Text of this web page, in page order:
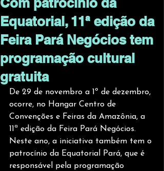
Equatorial, 11ª edição da
Feira Pará Negócios tem
programação cultural
gratuita
De 29 de novembro a 1º de dezembro,
ocorre, no Hangar Centro de
Convenções e Feiras da Amazônia, a
11ª edição da Feira Pará Negócios.
Neste ano, a iniciativa também tem o
patrocínio da Equatorial Pará, que é
responsável pela programação